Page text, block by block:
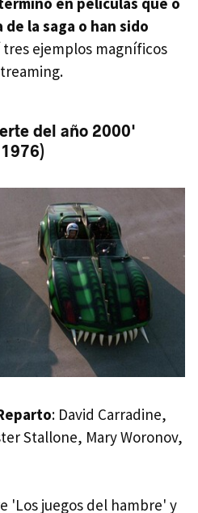
la saga o han sido
tres ejemplos magníficos
del año 2000'
: David Carradine,
Stallone, Mary Woronov,
'Los juegos del hambre' y